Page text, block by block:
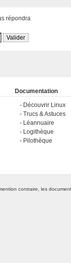
répondra
Documentation
Découvrir Linux
Trucs & Astuces
Léannuaire
Logithèque
Pilothèque
contraire, les